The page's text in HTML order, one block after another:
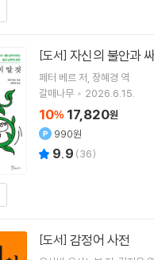
[도서] 자신의 불안과
페터 베르 저 장혜경 역
갈매나무
2026.6.15.
10% 17,820원
990원
9.9 (36)
[도서] 감정어 사전